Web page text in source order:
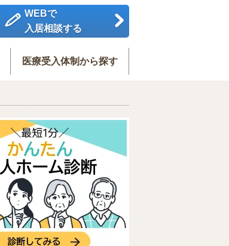
WEBで
入居相談する
医療受入体制から探す